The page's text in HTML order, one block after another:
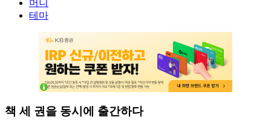
머니
테마
책 세 권을 동시에 출간하다